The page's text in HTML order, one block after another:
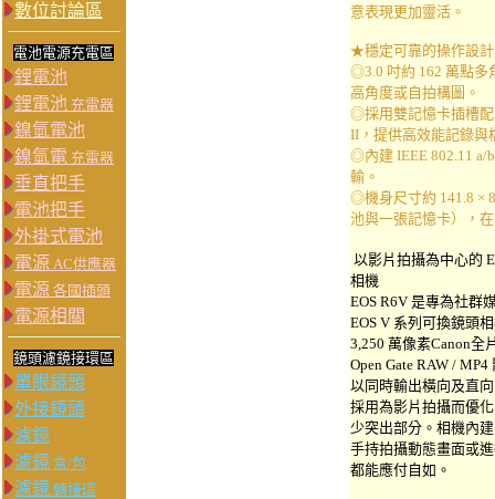
數位討論區
電池電源充電區
鋰電池
鋰電池 充電器
鎳氫電池
鎳氫電 充電器
垂直把手
電池把手
外掛式電池
電源 AC供應器
電源 各國插頭
電源相關
鏡頭濾鏡接環區
單眼鏡頭
外接鏡頭
濾鏡
濾鏡 盒/包
濾鏡 轉接環
意表現更加靈活。
★穩定可靠的操作設
◎3.0 吋約 162 萬點多
高角度或自拍構圖。
◎採用雙記憶卡插槽配
II，提供高效能記錄與
◎內建 IEEE 802.11 a/
輸。
◎機身尺寸約 141.8 ×
池與一張記憶卡），
以影片拍攝為中心的
相機
EOS R6V 是專為社群
EOS V 系列可換鏡頭
3,250 萬像素Canon全
Open Gate RAW /
以同時輸出橫向及直
採用為影片拍攝而優
少突出部分。相機內
手持拍攝動態畫面或
都能應付自如。